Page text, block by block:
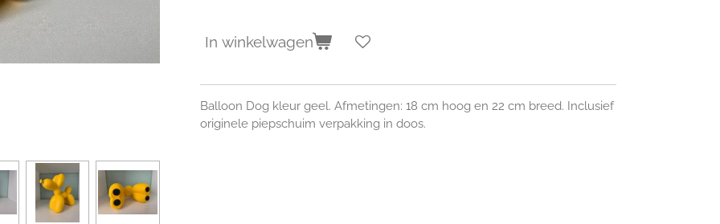
In winkelwagen
Balloon Dog kleur geel. Afmetingen: 18 cm hoog en 22 cm breed. Inclusief
originele piepschuim verpakking in doos.